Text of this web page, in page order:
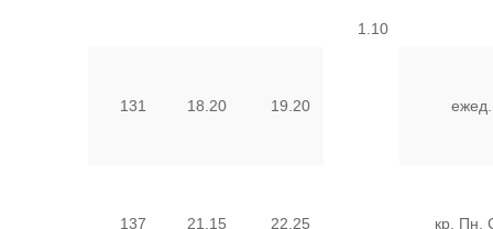
1.10
131 18.20 19.20 ежед.
137 21.15 22.25 кр. Пн,